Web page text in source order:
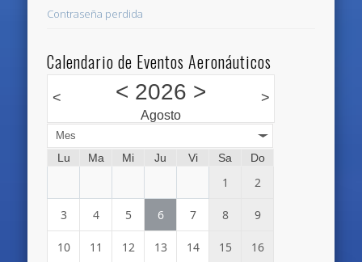
Contraseña perdida
Calendario de Eventos Aeronáuticos
< < 2026 >
Agosto
>
Mes
Lu Ma Mi Ju Vi Sa Do
1 2
3 4 5 6 7 8 9
10 11 12 13 14 15 16